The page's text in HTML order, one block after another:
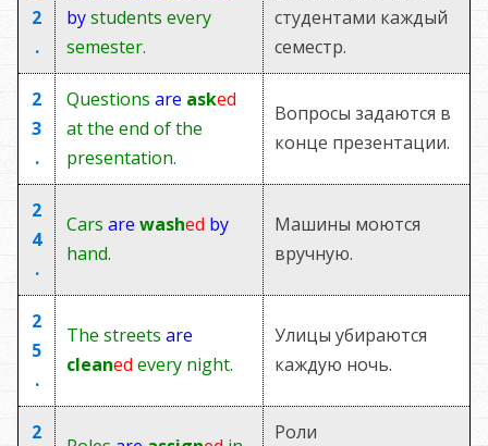
2
.
bystudents every
semester.
студентами каждый
семестр.
2
3
.
Questionsare asked
at the end of the
presentation.
Вопросы задаются в
конце презентации.
2
4
.
Carsare washed by
hand.
Машины моются
вручную.
2
5
.
The streetsare
cleaned every night.
Улицы убираются
каждую ночь.
2 Роли